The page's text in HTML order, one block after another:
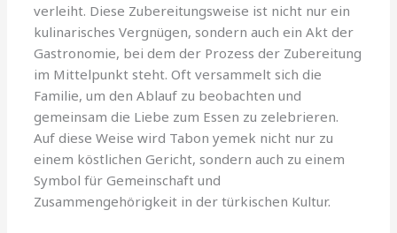
verleiht. Diese Zubereitungsweise ist nicht nur ein
kulinarisches Vergnügen, sondern auch ein Akt der
Gastronomie, bei dem der Prozess der Zubereitung
im Mittelpunkt steht. Oft versammelt sich die
Familie, um den Ablauf zu beobachten und
gemeinsam die Liebe zum Essen zu zelebrieren.
Auf diese Weise wird Tabon yemek nicht nur zu
einem köstlichen Gericht, sondern auch zu einem
Symbol für Gemeinschaft und
Zusammengehörigkeit in der türkischen Kultur.